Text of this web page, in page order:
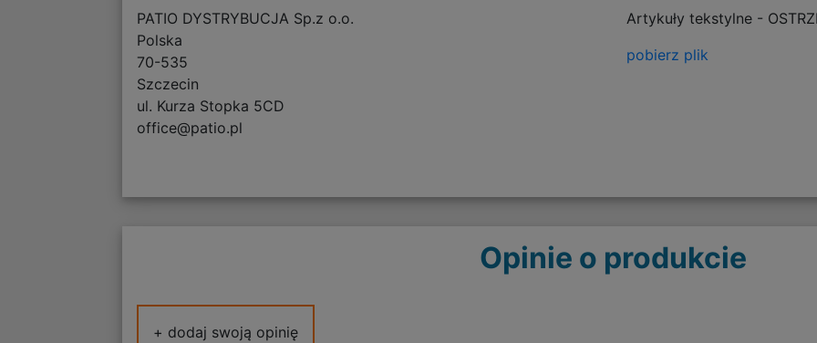
PATIO DYSTRYBUCJA Sp.z o.o.
Polska
70-535
Szczecin
ul. Kurza Stopka 5CD
office@patio.pl
Artykuły tekstylne -
pobierz plik
Opinie o produkcie
+ dodaj swoją opinię